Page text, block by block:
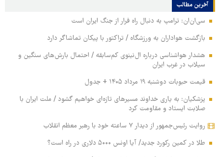
آخرین مطالب
سی‌ان‌ان: ترامپ به دنبال راه فرار از جنگ ایران است
بازگشت هواداران به ورزشگاه / تراکتور با پیکان تماشاگر دارد
هشدار هواشناسی درباره ال‌نینوی کم‌سابقه / احتمال بارش‌های سنگین و
سیلاب در غرب ایران
قیمت حبوبات دوشنبه ۱۹ مرداد ۱۴۰۵ + جدول
پزشکیان: به یاری خداوند مسیرهای تازه‌ای خواهیم گشود / ملت ایران با
صلابت ایستاد و مقاومت کرد
روایت رئیس‌جمهور از دیدار ۷ ساعته خود با رهبر معظم انقلاب
طلا در کمین رکورد جدید/ آیا اونس ۵۰۰۰ دلاری در راه است؟